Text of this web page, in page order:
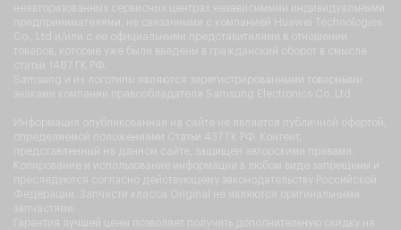
неавторизованных сервисных центрах независимыми индивидуальными
предпринимателями, не связанными с компанией Huawei Technologies
Co., Ltd и/или с ее официальными представителями в отношении
товаров, которые уже были введены в гражданский оборот в смысле
статьи 1487 ГК РФ.
Samsung и их логотипы являются зарегистрированными товарными
знаками компании правообладателя Samsung Electronics Co. Ltd.
Информация опубликованная на сайте не является публичной офертой,
определяемой положениями Статьи 437 ГК РФ. Контент,
представленный на данном сайте, защищен авторскими правами.
Копирование и использование информации в любом виде запрещены и
преследуются согласно действующему законодательству Российской
Федерации. Запчасти класса Original не являются оригинальными
запчастями.
Гарантия лучшей цены позволяет получить дополнительную скидку на